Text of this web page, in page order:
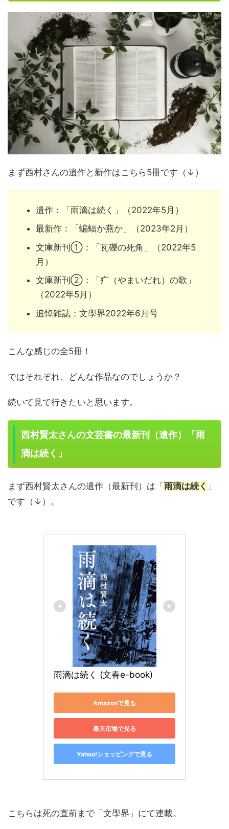
まず西村さんの遺作と新作はこちら5冊です（↓）
遺作：「雨滴は続く」（2022年5月）
最新作：「蝙蝠か燕か」（2023年2月）
文庫新刊①：「瓦礫の死角」（2022年5
月）
文庫新刊②：「疒（やまいだれ）の歌」
（2022年5月）
追悼雑誌：文學界2022年6月号
こんな感じの全5冊！
ではそれぞれ、どんな作品なのでしょうか？
続いて見て行きたいと思います。
西村賢太さんの文芸書の最新刊（遺作）「雨
滴は続く」
まず西村賢太さんの遺作（最新刊）は「 雨滴は続く 」
です（↓）。
雨滴は続く (文春e-book)
Amazonで見る
楽天市場で見る
Yahoo!ショッピングで見る
こちらは死の直前まで「文學界」にて連載。